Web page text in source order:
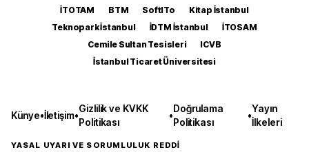
İTOTAM BTM SoftITo
Kitap İstanbul
Teknopark İstanbul
İDTM İstanbul
İTOSAM
Cemile Sultan Tesisleri
ICVB
İstanbul Ticaret Üniversitesi
Künye•İletişim•
Gizlilik ve KVKK
Politikası
•
Doğrulama
Politikası
•
Yayın
İlkeleri
YASAL UYARI VE SORUMLULUK REDDİ